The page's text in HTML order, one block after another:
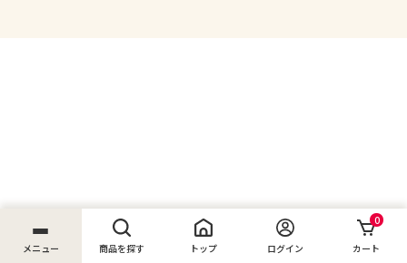
メニュー 商品を探す トップ ログイン
0
カート